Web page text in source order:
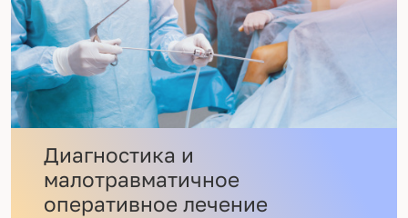
Диагностика и
малотравматичное
оперативное лечение